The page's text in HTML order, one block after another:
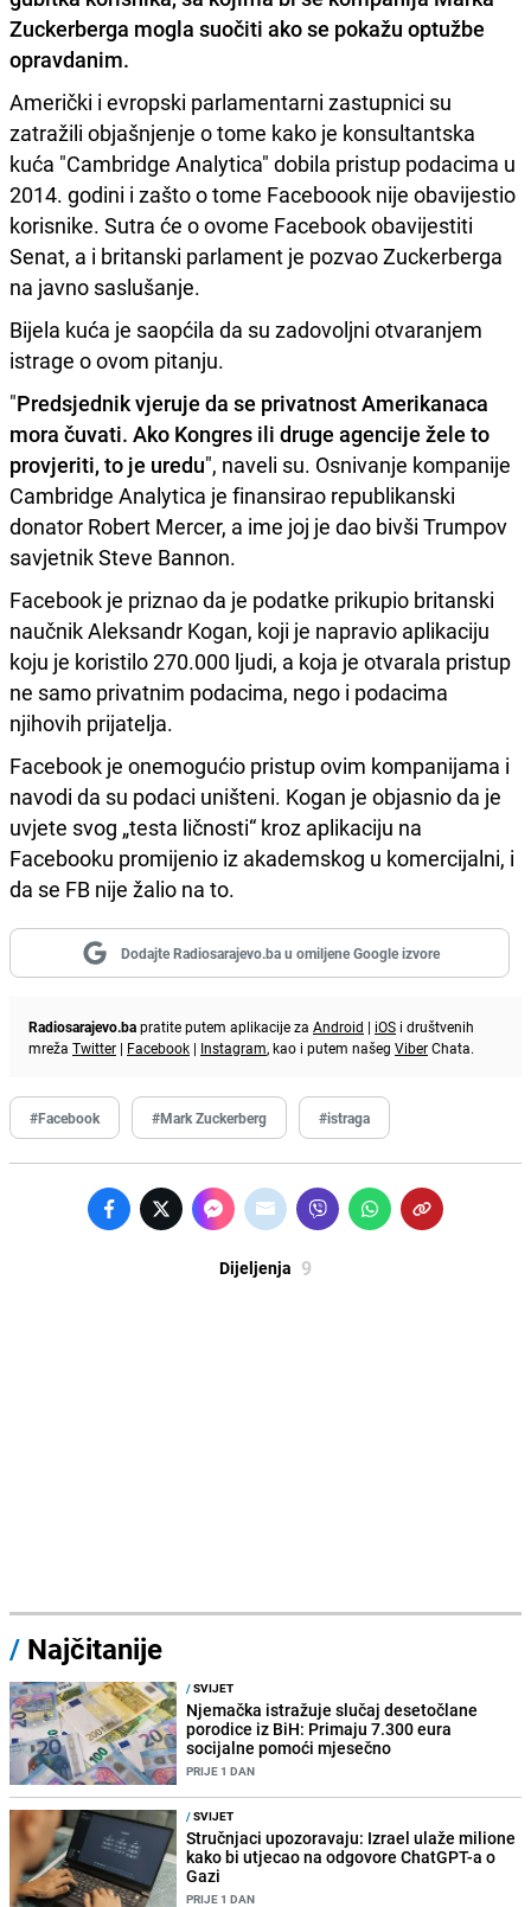
Zuckerberga mogla suočiti ako se pokažu optužbe
opravdanim.
Američki i evropski parlamentarni zastupnici su
zatražili objašnjenje o tome kako je konsultantska
kuća "Cambridge Analytica" dobila pristup podacima u
2014. godini i zašto o tome Faceboook nije obavijestio
korisnike. Sutra će o ovome Facebook obavijestiti
Senat, a i britanski parlament je pozvao Zuckerberga
na javno saslušanje.
Bijela kuća je saopćila da su zadovoljni otvaranjem
istrage o ovom pitanju.
"Predsjednik vjeruje da se privatnost Amerikanaca
mora čuvati. Ako Kongres ili druge agencije žele to
provjeriti, to je uredu", naveli su. Osnivanje kompanije
Cambridge Analytica je finansirao republikanski
donator Robert Mercer, a ime joj je dao bivši Trumpov
savjetnik Steve Bannon.
Facebook je priznao da je podatke prikupio britanski
naučnik Aleksandr Kogan, koji je napravio aplikaciju
koju je koristilo 270.000 ljudi, a koja je otvarala pristup
ne samo privatnim podacima, nego i podacima
njihovih prijatelja.
Facebook je onemogućio pristup ovim kompanijama i
navodi da su podaci uništeni. Kogan je objasnio da je
uvjete svog „testa ličnosti“ kroz aplikaciju na
Facebooku promijenio iz akademskog u komercijalni, i
da se FB nije žalio na to.
Dodajte Radiosarajevo.ba u omiljene Google izvore
Radiosarajevo.bapratite putem aplikacije za Android | iOS i društvenih
mreža Twitter | Facebook | Instagram, kao i putem našeg ViberChata.
#Facebook #Mark Zuckerberg #istraga
Dijeljenja 9
/ Najčitanije
/SVIJET
Njemačka istražuje slučaj desetočlane
porodice iz BiH: Primaju 7.300 eura
socijalne pomoći mjesečno
PRIJE 1 DAN
/SVIJET
Stručnjaci upozoravaju: Izrael ulaže milione
kako bi utjecao na odgovore ChatGPT-a o
Gazi
PRIJE 1 DAN